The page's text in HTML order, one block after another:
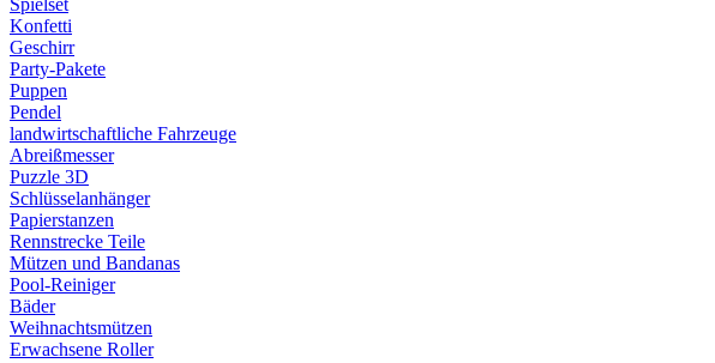
Spielset
Konfetti
Geschirr
Party-Pakete
Puppen
Pendel
landwirtschaftliche Fahrzeuge
Abreißmesser
Puzzle 3D
Schlüsselanhänger
Papierstanzen
Rennstrecke Teile
Mützen und Bandanas
Pool-Reiniger
Bäder
Weihnachtsmützen
Erwachsene Roller